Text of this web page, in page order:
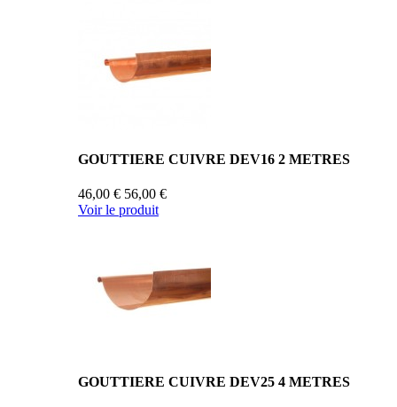
GOUTTIERE CUIVRE DEV16 2 METRES
46,00 € 56,00 €
Voir le produit
GOUTTIERE CUIVRE DEV25 4 METRES